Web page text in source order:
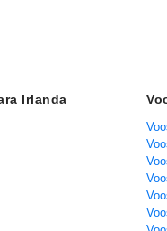
Irlanda